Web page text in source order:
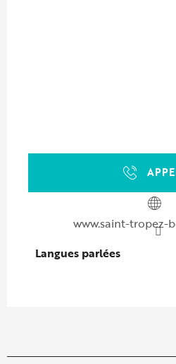
www.saint-tropez-
Langues parlées
Langues parlées